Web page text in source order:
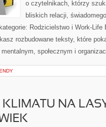
o czytelnikach, którzy
bliskich relacji,
Rodzicielstwo i Work-Life
rozbudowane teksty, które
społecznym i
NA